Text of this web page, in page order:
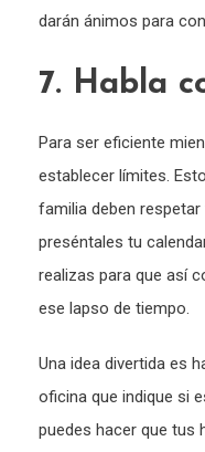
darán ánimos para
7. Habla
Para ser eficiente
establecer límites.
familia deben
preséntales tu
realizas para que así
ese lapso de tiempo.
Una idea divertida es
oficina que indique si
puedes hacer que tus